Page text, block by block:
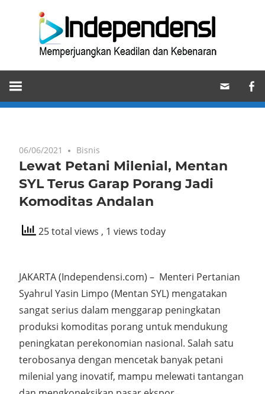
Memperjuangkan
Keadilan
dan
06/06/2021 Bisnis
Lewat Petani Milenial, Mentan
SYL Terus Garap Porang Jadi
Komoditas Andalan
25 total views , 1 views today
JAKARTA (Independensi.com) – Menteri Pertanian
Syahrul Yasin Limpo (Mentan SYL) mengatakan
sangat serius dalam menggarap peningkatan
produksi komoditas porang untuk mendukung
peningkatan perekonomian nasional. Salah satu
terobosanya dengan mencetak banyak petani
milenial yang inovatif, mampu melewati tantangan